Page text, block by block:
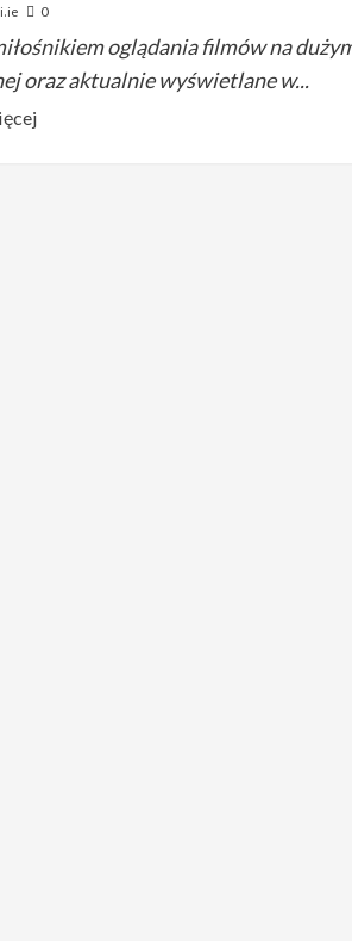
0
oglądania filmów na
oraz aktualnie wyświetlane w...